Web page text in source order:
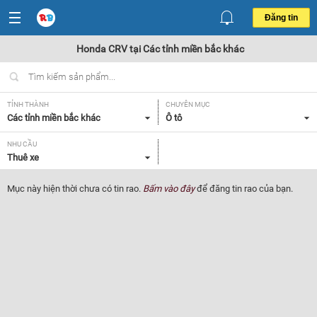
Đăng tin
Honda CRV tại Các tỉnh miền bắc khác
TỈNH THÀNH
Các tỉnh miền bắc khác
CHUYÊN MỤC
Ô tô
NHU CẦU
Thuê xe
Mục này hiện thời chưa có tin rao. Bấm vào đâyđể đăng tin rao của bạn.